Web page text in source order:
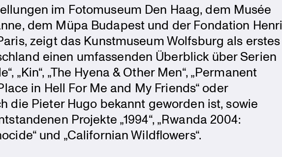
im Fotomu­seum Den Haag, dem Musée
dem Müpa Budapest und der Fondation Henri
zeigt das Kunst­mu­seum Wolfsburg als erstes
einen umfas­senden Überblick über Serien
„Kin“, „The Hyena & Other Men“, „Permanent
Place in Hell For Me and My Friends“ oder
die Pieter Hugo bekannt geworden ist, sowie
Projekte „1994“, „Rwanda 2004:
und „Califor­nian Wildflowers“.